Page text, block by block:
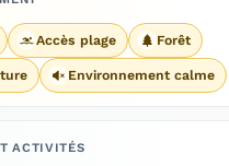
Accès plage Forêt
Environnement calme
ACTIVITÉS